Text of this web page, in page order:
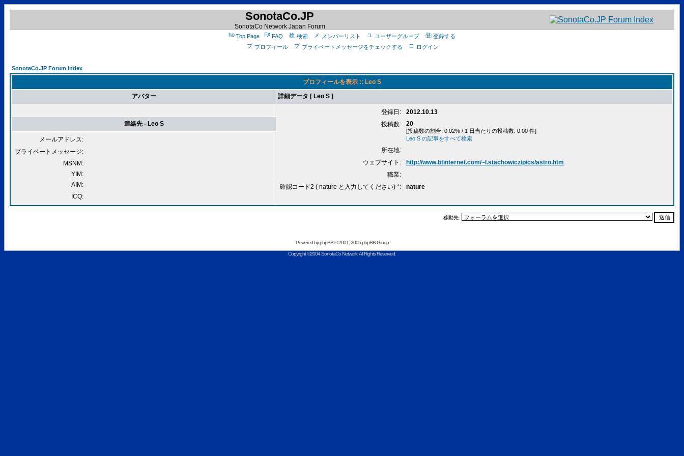
SonotaCo.JP
SonotaCo Network Japan Forum
Top Page FAQ 検索 メンバーリスト ユーザーグループ
登録する
プロフィール
プライベートメッセージをチェックする ログイン
SonotaCo.JP Forum Index
プロフィールを表示 :: Leo S
アバター
詳細データ [ Leo S ]
登録日:
2012.10.13
投稿数:
20
[投稿数の割合: 0.02% / 1 日当たりの投稿数: 0.00 件]
Leo S の記事をすべて検索
所在地:
ウェブサイト:
http://www.btinternet.com/~l.stachowicz/pics/astro.htm
職業:
確認コード2 ( nature と入力してください) *:
nature
連絡先 - Leo S
メールアドレス:
プライベートメッセージ:
MSNM:
YIM:
AIM:
ICQ:
移動先:
Powered byphpBB© 2001, 2005 phpBB Group
Copyright ©2004 SonotaCo Network. All Rights Reserved.